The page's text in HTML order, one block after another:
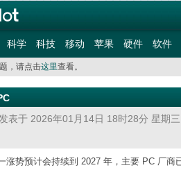
科学 科技 移动 苹果 硬件 软件
，请点击这里查看。
表于 2026年01月14日 18时28分 星期三
涨势预计会持续到 2027 年，主要 PC 厂